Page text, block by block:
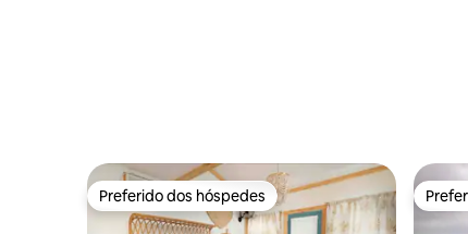
Preferido dos hóspedes
Preferido dos hóspedes